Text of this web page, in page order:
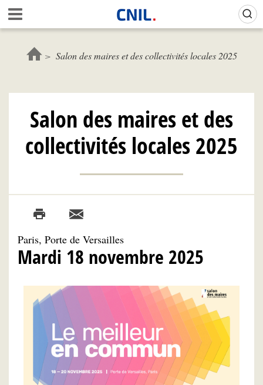
Aller
au
contenu
c
u
l
C
N
I
L
Salon des maires et des collectivités locales 2025
Salon des maires et des
collectivités locales 2025
Paris, Porte de Versailles
Mardi 18 novembre 2025
Gestion de vos préférences sur les cookies (témoins de connexion)